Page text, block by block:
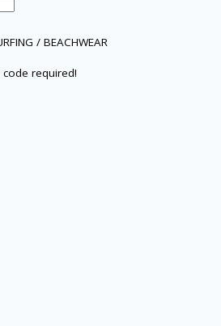
/ BEACHWEAR
required!